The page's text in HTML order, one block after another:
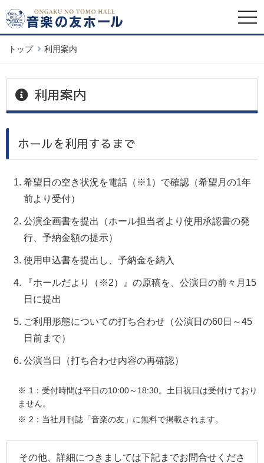
トップ 利用案内
利用案内
ホールを利用するまで
希望日の空き状況を電話（※1）で確認（希望月の1年
前より受付）
公演企画書を提出（ホール担当者より使用承認書の発
行、予納金額の提示）
使用申込書を提出し、予納金を納入
『ホールだより（※2）』の原稿を、公演日の前々月15
日に提出
ご利用形態についての打ち合わせ（公演日の60日～45
日前まで）
公演当日（打ち合わせ内容の再確認）
1：受付時間は平日の10:00～18:30。土日祝日は受付けており
ません。
2：当社月刊誌「音楽の友」に無料で掲載されます。
その他、詳細につきましては下記までお問合せくださ